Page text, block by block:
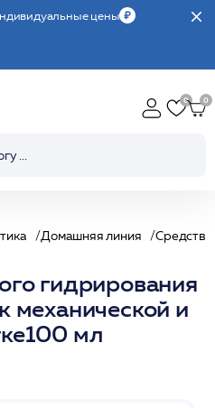
цены
Домашняя линия
гидрирования
механической и
мл